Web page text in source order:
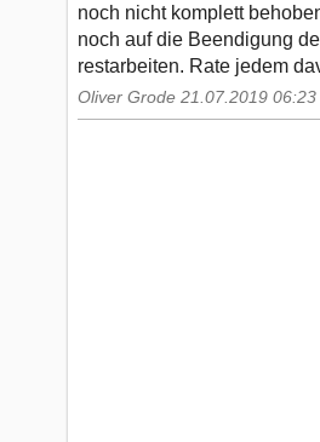
noch nicht komplett
noch auf die Beendigung
restarbeiten. Rate jedem
Oliver Grode 21.07.2019 06:23